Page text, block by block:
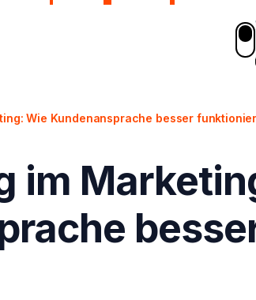
Wie Kundenansprache besser
im